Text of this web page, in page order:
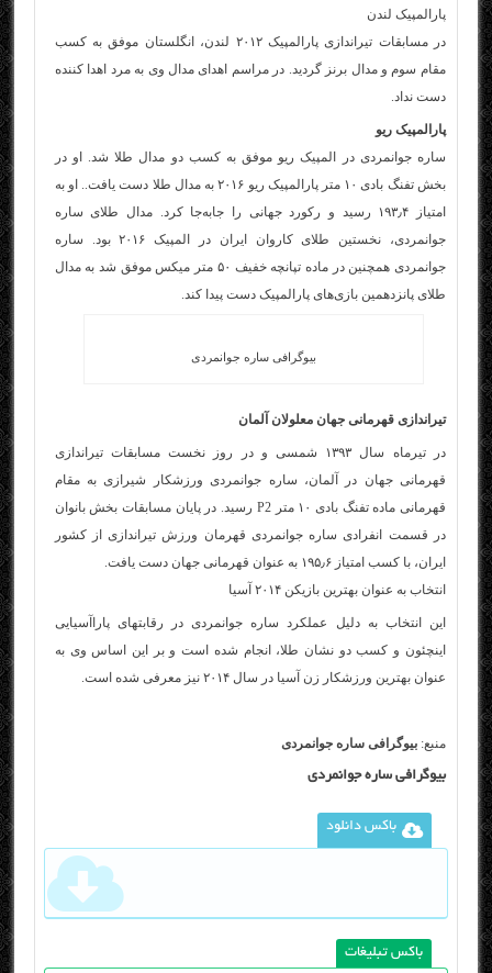
پارالمپیک لندن
در مسابقات تیراندازی پارالمپیک ۲۰۱۲ لندن، انگلستان موفق به کسب
مقام سوم و مدال برنز گردید. در مراسم اهدای مدال وی به مرد اهدا کننده
دست نداد.
پارالمپیک ریو
ساره جوانمردی در المپیک ریو موفق به کسب دو مدال طلا شد. او در
بخش تفنگ بادی ۱۰ متر پارالمپیک ریو ۲۰۱۶ به مدال طلا دست یافت.. او به
امتیاز ۱۹۳٫۴ رسید و رکورد جهانی را جابه‌جا کرد. مدال طلای ساره
جوانمردی، نخستین طلای کاروان ایران در المپیک ۲۰۱۶ بود. ساره
جوانمردی همچنین در ماده تپانچه خفیف ۵۰ متر میکس موفق شد به مدال
طلای پانزدهمین بازی‌های پارالمپیک دست پیدا کند.
بیوگرافی ساره جوانمردی
تیراندازی قهرمانی جهان معلولان آلمان
در تیرماه سال ۱۳۹۳ شمسی و در روز نخست مسابقات تیراندازی
قهرمانی جهان در آلمان، ساره جوانمردی ورزشکار شیرازی به مقام
قهرمانی ماده تفنگ بادی ۱۰ متر P2 رسید. در پایان مسابقات بخش بانوان
در قسمت انفرادی ساره جوانمردی قهرمان ورزش تیراندازی از کشور
ایران، با کسب امتیاز ۱۹۵٫۶ به عنوان قهرمانی جهان دست یافت.
انتخاب به عنوان بهترین بازیکن ۲۰۱۴ آسیا
این انتخاب به دلیل عملکرد ساره جوانمردی در رقابتهای پاراآسیایی
اینچئون و کسب دو نشان طلا، انجام شده است و بر این اساس وی به
عنوان بهترین ورزشکار زن آسیا در سال ۲۰۱۴ نیز معرفی شده است.
منبع:بیوگرافی ساره جوانمردی
بیوگرافی ساره جوانمردی
باکس دانلود
باکس تبلیغات